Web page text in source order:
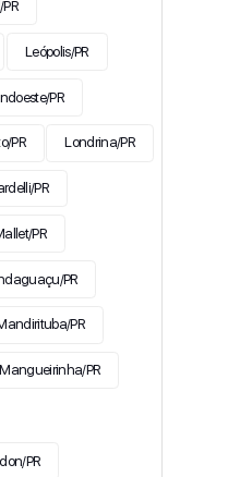
Leópolis/PR
PR
PR Londrina/PR
PR
PR
PR
PR
Mangueirinha/PR
PR